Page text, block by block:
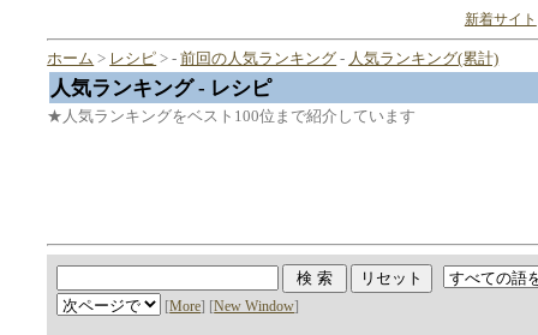
新着サイト
ホーム > レシピ > -前回の人気ランキング - 人気ランキング(累計)
人気ランキング - レシピ
★人気ランキングをベスト100位まで紹介しています
[More] [New Window]